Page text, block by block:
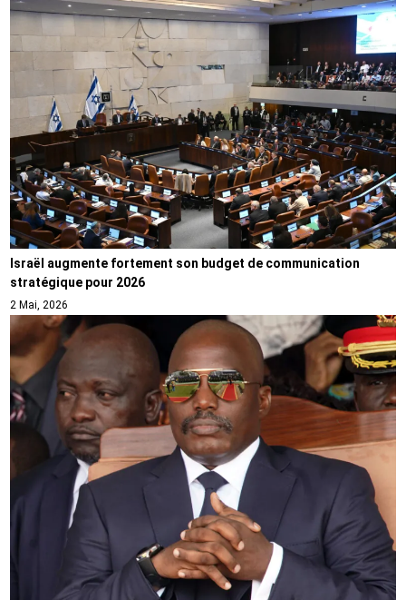
Israël augmente fortement son budget de communication
stratégique pour 2026
2 Mai, 2026